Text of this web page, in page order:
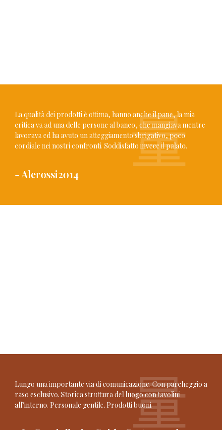
Lungo una importante via di comunicazione. Con parcheggio a
raso esclusivo. Storica struttura del luogo con tavolini
all’interno. Personale gentile. Prodotti buoni.
La qualità dei prodotti è ottima, hanno anche il pane, la mia
critica va ad una delle persone al banco, che mangiava mentre
lavorava ed ha avuto un atteggiamento sbrigativo, poco
cordiale nei nostri confronti. Soddisfatto invece il palato.
- Alerossi2014